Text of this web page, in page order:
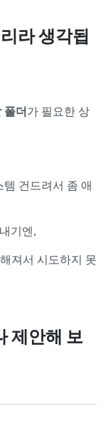
라 생각됩
폴더가 필요한 상
건드려서 좀 애
기엔,
져서 시도하지 못
제안해 보